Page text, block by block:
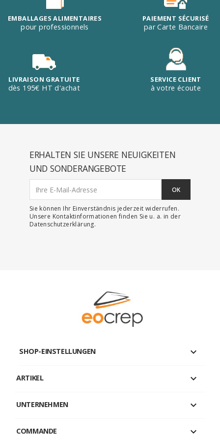
EMBALLAGES ALIMENTAIRES
pour professionnels
PAIEMENT SÉCURISÉ
par Carte Bancaire
LIVRAISON GRATUITE
dès 195€ HT d'achat
SERVICE CLIENT
à votre écoute
ERHALTEN SIE UNSERE NEUIGKEITEN
UND SONDERANGEBOTE
Sie können Ihr Einverständnis jederzeit widerrufen.
Unsere Kontaktinformationen finden Sie u. a. in der
Datenschutzerklärung.
SHOP-EINSTELLUNGEN keyboard_arrow_down
ARTIKEL 
UNTERNEHMEN 
COMMANDE 